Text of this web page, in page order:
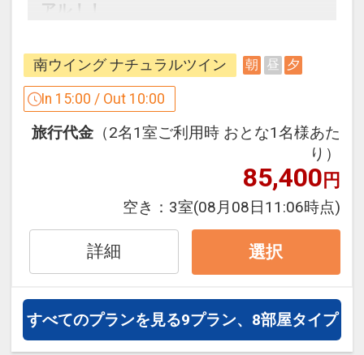
アルコール、ソフトドリンクもオールイ
だけます。
（アルコールは夕食時のみ）
【ＴＲＥＥ ＳＩＤＥ ＢＵＦＦＥＴ】
地場産食材を使用したメニューを中心に
したブッフェにてご案内となります。
営業時間につきましては当日ご確認お願
い致します。
■大浴場
男女合わせて4つのサウナをお楽しみい
ただけます。
アル！！
●ネウナ
●クロウナ
●ウィスキングサウナ
お子様連れのファミリーに大好評のボー
ネルンド監修の《 キッズスペースあそび
の森 》
小さなお子様から活発なお子様まで、考
所です♪
ボールプールやサイバーホイール､メリ
南ウイング ナチュラルツイン 朝 昼 夕
In 15:00 / Out 10:00
旅行代金 （2名1室ご利用時 おとな1名様あた
り）
85,400円
空き： 3室(08月08日11:06時点)
詳細 選択
すべてのプランを見る9プラン、8部屋タイプ